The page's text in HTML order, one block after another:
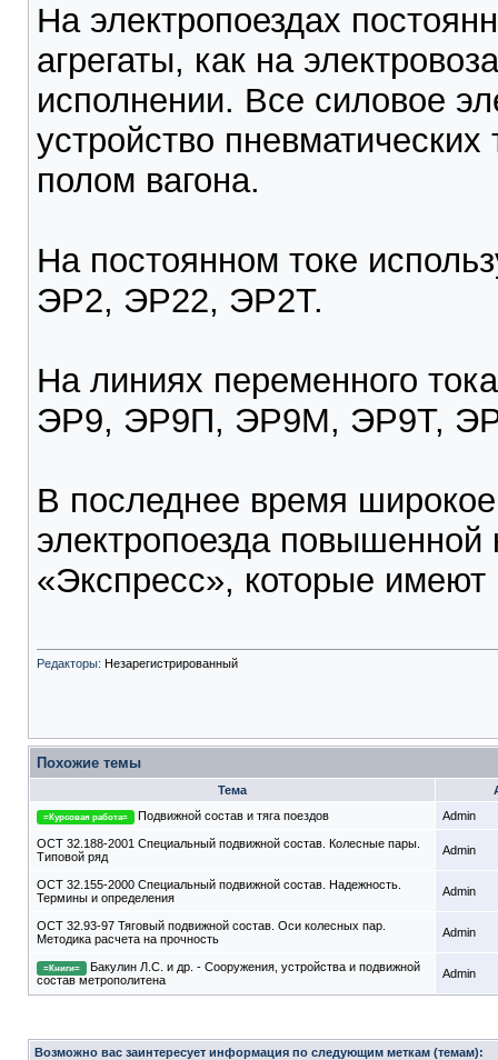
На электропоездах
агрегаты, как на
исполнении. Все силовое
устройство
полом вагона.
На постоянном токе
ЭР2, ЭР22, ЭР2Т.
На линиях переменного
ЭР9, ЭР9П, ЭР9М, ЭР9Т,
В последнее время
электропоезда
«Экспресс», которые
Редакторы: Незарегистрированный
Похожие темы
Тема
=Курсовая работа= Подвижной состав и тяга поездов Admin
ОСТ 32.188-2001 Специальный подвижной состав. Колесные пары.
Типовой ряд
Admin
ОСТ 32.155-2000 Специальный подвижной состав. Надежность.
Термины и определения
Admin
ОСТ 32.93-97 Тяговый подвижной состав. Оси колесных пар.
Методика расчета на прочность
Admin
=Книги=
Бакулин Л.С. и др. - Сооружения, устройства и подвижной
состав метрополитена
Admin
Возможно вас заинтересует информация по следующим меткам (темам):